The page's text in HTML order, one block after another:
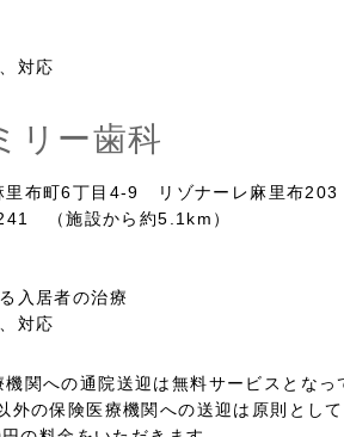
対応
リー歯科
里布町6丁目4-9 リゾナーレ麻里布
（施設から約5.1km）
入居者の治療
対応
関への通院送迎は無料サービスとなっ
外の保険医療機関への送迎は原則とし